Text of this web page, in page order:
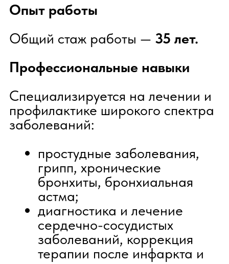
заболевания ЖКТ, подбор
диеты и лекарственной
сезонные аллергии (ринит,
дерматит, конъюнктивит,
мигрени и другие
хронические состояния.
иммуно-профилактике,
назначению эффективного
лечения и сопровождению
пациентов на всех этапах